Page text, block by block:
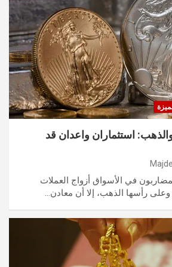
استثماران واعدان قد
في الأسواق أزواج العملات
رأسها الذهب، إلا أن معادن…